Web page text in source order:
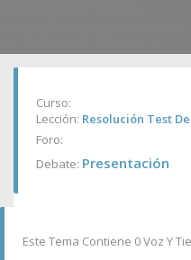
Curso:
Lección: Resolución Test
Foro:
Debate: Presentación
Este Tema Contiene 0 Voz Y